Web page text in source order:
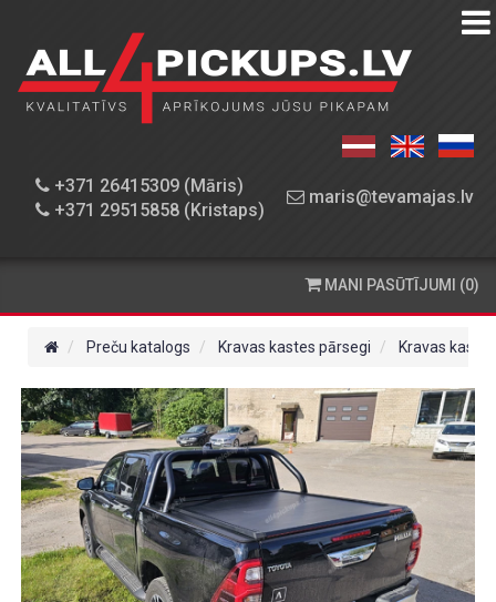
+371 26415309 (Māris)
+371 29515858 (Kristaps)
maris@tevamajas.lv
PREČU
KATALOGS
PIEGĀDE
KONTAKTINFORMĀCIJA
MANI PASŪTĪJUMI (0)
Preču katalogs Kravas kastes pārsegi Kravas